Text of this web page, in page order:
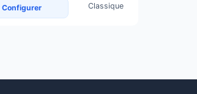
Configurer Classique